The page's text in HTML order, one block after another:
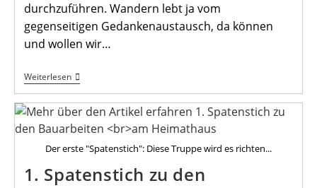
durchzuführen. Wandern lebt ja vom
gegenseitigen Gedankenaustausch, da können
und wollen wir…
WeiterlesenAbsage
Der
Heimatvereins-
Wanderungen
Der erste "Spatenstich": Diese Truppe wird es richten...
1. Spatenstich zu den